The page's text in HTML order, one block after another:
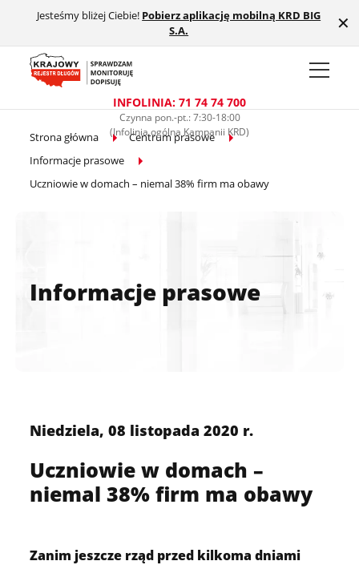
Przejdź do treści głównej
Jesteśmy bliżej Ciebie! Pobierz aplikację mobilną KRD BIG
S.A.
✕
INFOLINIA: 71 74 74 700
Czynna pon.-pt.: 7:30-18:00
(Infolinia ogólna Kampanii KRD)
Strona główna
Centrum prasowe
Informacje prasowe
Uczniowie w domach – niemal 38% firm ma obawy
Informacje prasowe
Niedziela, 08 listopada 2020 r.
Uczniowie w domach –
niemal 38% firm ma obawy
Zanim jeszcze rząd przed kilkoma dniami